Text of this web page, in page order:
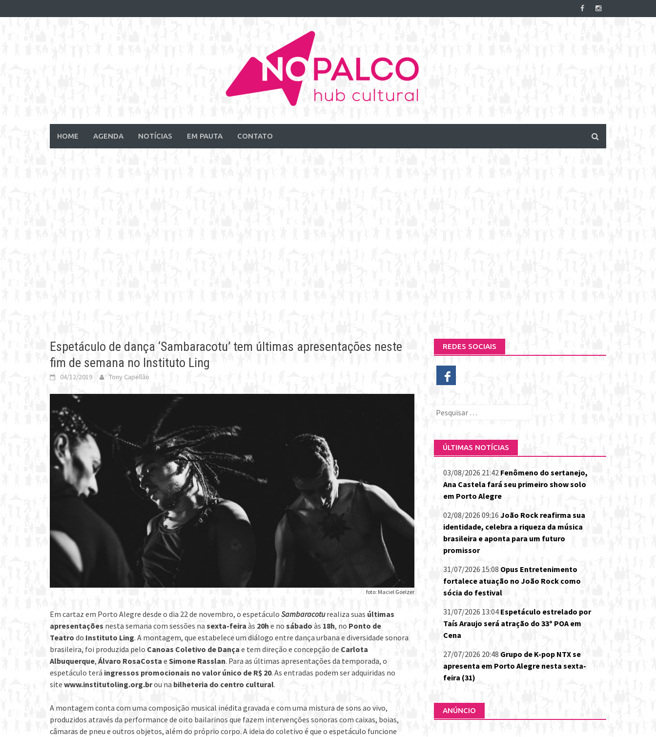
to
HOME AGENDA NOTÍCIAS EM PAUTA CONTATO
Espetáculo de dança ‘Sambaracotu’ tem últimas apresentações neste
fim de semana no Instituto Ling
04/12/2019 Tony Capellão
foto: Maciel Goelzer
Em cartaz em Porto Alegre desde o dia 22 de novembro, o espetáculo Sambaracoturealiza suas últimas
apresentações nesta semana com sessões na sexta-feira às 20h e no sábado às 18h, no Ponto de
Teatro do Instituto Ling. A montagem, que estabelece um diálogo entre dança urbana e diversidade sonora
brasileira, foi produzida pelo Canoas Coletivo de Dança e tem direção e concepção de Carlota
Albuquerque, Álvaro RosaCosta e Simone Rasslan. Para as últimas apresentações da temporada, o
espetáculo terá ingressos promocionais no valor único de R$ 20. As entradas podem ser adquiridas no
sitewww.institutoling.org.brou na bilheteria do centro cultural.
A montagem conta com uma composição musical inédita gravada e com uma mistura de sons ao vivo,
produzidos através da performance de oito bailarinos que fazem intervenções sonoras com caixas, boias,
câmaras de pneu e outros objetos, além do próprio corpo. A ideia do coletivo é que o espetáculo funcione
REDES SOCIAIS
Pesquisar
ÚLTIMAS NOTÍCIAS
03/08/2026 21:42 Fenômeno do sertanejo,
Ana Castela fará seu primeiro show solo
em Porto Alegre
02/08/2026 09:16 João Rock reafirma sua
identidade, celebra a riqueza da música
brasileira e aponta para um futuro
promissor
31/07/2026 15:08 Opus Entretenimento
fortalece atuação no João Rock como
sócia do festival
31/07/2026 13:04 Espetáculo estrelado por
Taís Araujo será atração do 33º POA em
Cena
27/07/2026 20:48 Grupo de K-pop NTX se
apresenta em Porto Alegre nesta sexta-
feira (31)
ANÚNCIO